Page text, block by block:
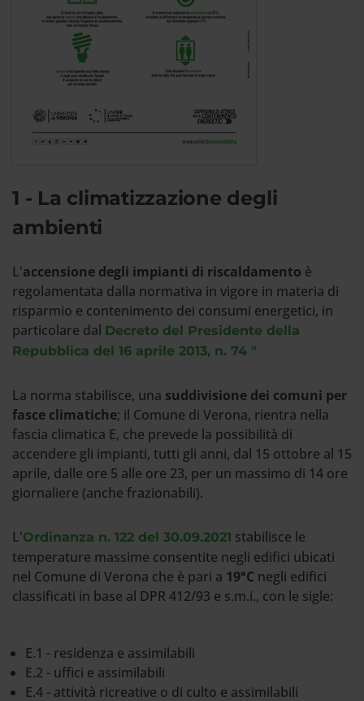
1 - La climatizzazione degli
ambienti
L'accensione degli impianti di riscaldamento è
regolamentata dalla normativa in vigore in materia di
risparmio e contenimento dei consumi energetici, in
particolare dal Decreto del Presidente della
Repubblica del 16 aprile 2013, n. 74 "
La norma stabilisce, una suddivisione dei comuni per
fasce climatiche; il Comune di Verona, rientra nella
fascia climatica E, che prevede la possibilità di
accendere gli impianti, tutti gli anni, dal 15 ottobre al 15
aprile, dalle ore 5 alle ore 23, per un massimo di 14 ore
giornaliere (anche frazionabili).
L'Ordinanza n. 122 del 30.09.2021 stabilisce le
temperature massime consentite negli edifici ubicati
nel Comune di Verona che è pari a 19°C negli edifici
classificati in base al DPR 412/93 e s.m.i., con le sigle:
E.1 - residenza e assimilabili
E.2 - uffici e assimilabili
E.4 - attività ricreative o di culto e assimilabili